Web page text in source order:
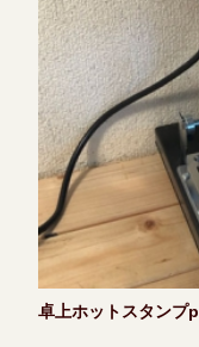
卓上ホットスタンプ